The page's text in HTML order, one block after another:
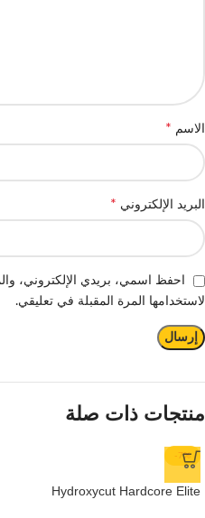
الاسم *
البريد الإلكتروني *
احفظ اسمي، بريدي الإلكتروني،
لاستخدامها المرة المقبلة في تعليقي.
منتجات ذات صلة
-7%
Hydroxycut Hardcore Elite